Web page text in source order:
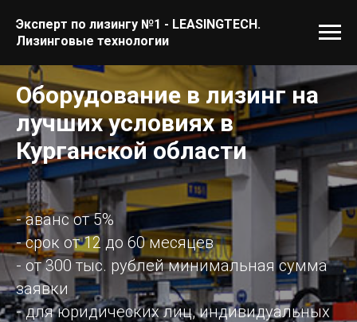
Эксперт по лизингу №1 - LEASINGTECH.
Лизинговые технологии
Оборудование в лизинг на
лучших условиях в
Курганской области
- аванс от 5%
- срок от 12 до 60 месяцев
- от 300 тыс. рублей минимальная сумма
заявки
- для юридических лиц, индивидуальных